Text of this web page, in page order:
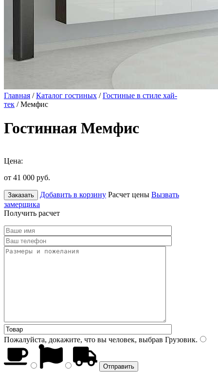
Главная /Каталог гостиных /Гостиные в стиле хай-
тек / Мемфис
Гостинная Мемфис
Цена:
от 41 000 руб.
Заказать Добавить в корзину Расчет цены Вызвать
замерщика
Получить расчет
Пожалуйста, докажите, что вы человек, выбрав Грузовик.